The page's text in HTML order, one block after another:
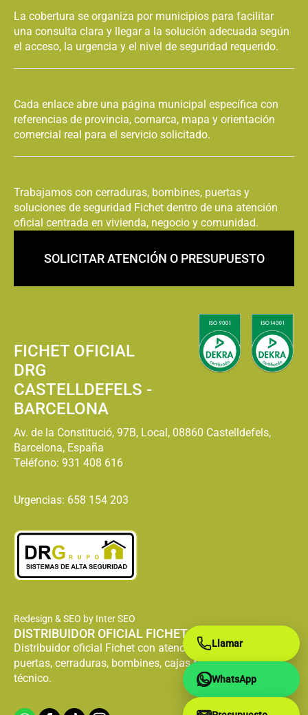
Vallès
Cambiar Bombin
Cambiar Bombin
Cambiar Bombin
Fichet Berga
Fichet Bigues i
Riells del Fai
Cambiar Bombin
Cambiar Bombin
Cambiar Bombin
Fichet Cabrera de
Cambiar Bombin
Fichet Cabrils
Cambiar Bombin
Fichet Caldes
d'Estrac
Fichet Calella
Cambiar Bombin
Fichet Callús
Fichet Calonge de
Fichet Campins
Cambiar Bombin
Fichet Canovelles
Cambiar Bombin
Fichet Capolat
Cambiar Bombin
Fichet Cardedeu
Cambiar Bombin
Fichet Carme
La cobertura se organiza por municipios para facilitar
una consulta clara y llegar a la solución adecuada según
el acceso, la urgencia y el nivel de seguridad requerido.
Cada enlace abre una página municipal específica con
referencias de provincia, comarca, mapa y orientación
comercial real para el servicio solicitado.
Trabajamos con cerraduras, bombines, puertas y
soluciones de seguridad Fichet dentro de una atención
oficial centrada en vivienda, negocio y comunidad.
SOLICITAR ATENCIÓN O PRESUPUESTO
FICHET OFICIAL
DRG
CASTELLDEFELS -
BARCELONA
Av. de la Constitució, 97B, Local, 08860 Castelldefels,
Barcelona, España
Teléfono: 931 408 616
Urgencias: 658 154 203
Redesign & SEO by Inter SEO
DISTRIBUIDOR OFICIAL FICHET
Distribuidor oficial Fichet con atención especializada en
puertas, cerraduras, bombines, cajas fuertes y servicio
técnico.
Llamar
WhatsApp